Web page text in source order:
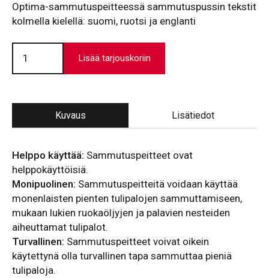
Optima-sammutuspeitteessä sammutuspussin tekstit
kolmella kielellä: suomi, ruotsi ja englanti
Sammutuspeite
120x180
-
Lisää tarjouskoriin
Kuvaus Lisätiedot
Helppo käyttää: Sammutuspeitteet ovat
helppokäyttöisiä.
Monipuolinen: Sammutuspeitteitä voidaan käyttää
monenlaisten pienten tulipalojen sammuttamiseen,
mukaan lukien ruokaöljyjen ja palavien nesteiden
aiheuttamat tulipalot.
Turvallinen: Sammutuspeitteet voivat oikein
käytettynä olla turvallinen tapa sammuttaa pieniä
tulipaloja.